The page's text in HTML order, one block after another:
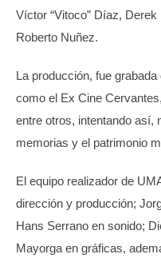
Víctor “Vitoco” Díaz,
Roberto Nuñez.
La producción, fue
como el Ex Cine
entre otros, intentando así,
memorias y el patrimonio
El equipo realizador de
dirección y producción;
Hans Serrano en sonido;
Mayorga en gráficas,